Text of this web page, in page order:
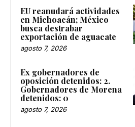
EU reanudará actividades
en Michoacán; México
busca destrabar
exportación de aguacate
agosto 7, 2026
Ex gobernadores de
oposición detenidos: 2.
Gobernadores de Morena
detenidos: 0
agosto 7, 2026